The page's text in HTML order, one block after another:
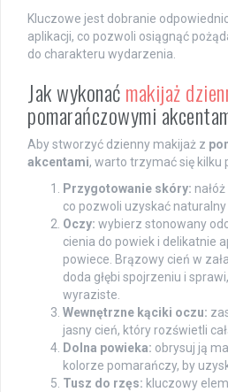
Kluczowe jest dobranie
aplikacji, co pozwoli osiągnąć
do charakteru wydarzenia.
Jak wykonaćmakijaż
pomarańczowymi
Aby stworzyć dzienny makijaż z
akcentami, warto trzymać się kilku
Przygotowanie skóry:
co pozwoli uzyskać naturalny
Oczy: wybierz stonowany
cienia do powiek i delikatnie
powiece. Brązowy cień w
doda głębi spojrzeniu i
wyraziste.
Wewnętrzne kąciki oczu:
jasny cień, który rozświetli
Dolna powieka: obrysuj ją
kolorze pomarańczy, by
Tusz do rzęs: kluczowy